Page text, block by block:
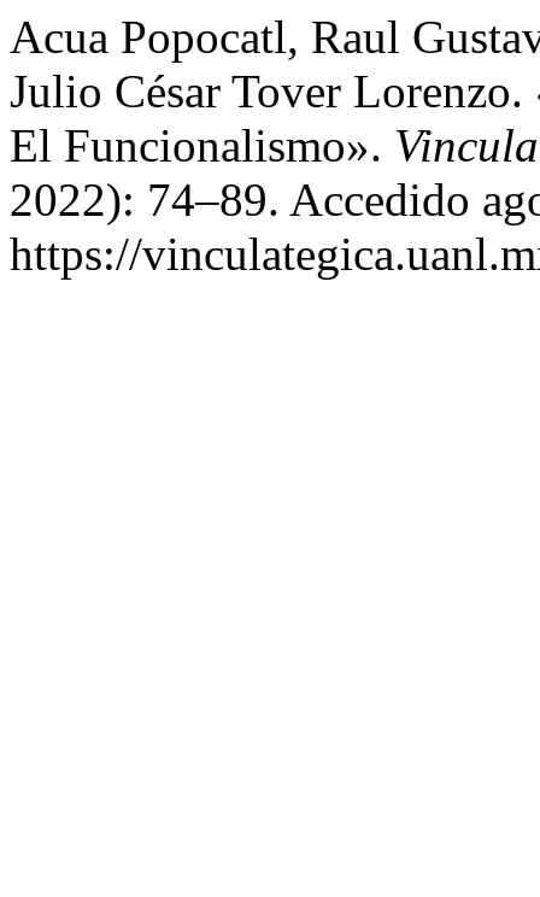
Acua Popocatl, Raul
Julio César Tover
El Funcionalismo».
2022): 74–89. Accedido
https://